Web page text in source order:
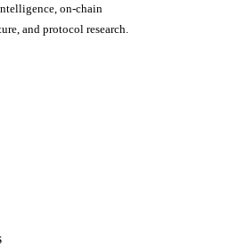
on-chain
and protocol research.